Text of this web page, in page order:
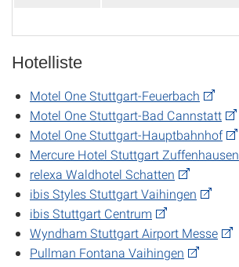
Hotelliste
Motel One Stuttgart-Feuerbach
Motel One Stuttgart-Bad Cannstatt
Motel One Stuttgart-Hauptbahnhof
Mercure Hotel Stuttgart Zuffenhausen
relexa Waldhotel Schatten
ibis Styles Stuttgart Vaihingen
ibis Stuttgart Centrum
Wyndham Stuttgart Airport Messe
Pullman Fontana Vaihingen